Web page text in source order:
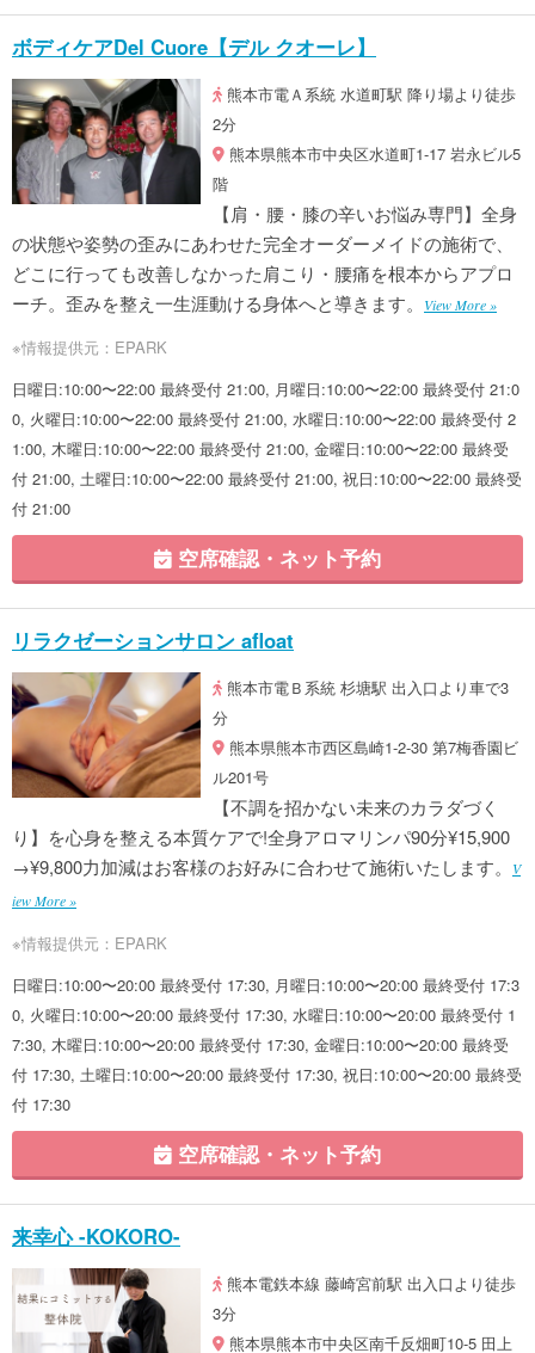
ボディケアDel Cuore【デル クオーレ】
熊本市電Ａ系統 水道町駅 降り場より徒歩
2分
熊本県熊本市中央区水道町1-17 岩永ビル5
階
【肩・腰・膝の辛いお悩み専門】全身
の状態や姿勢の歪みにあわせた完全オーダーメイドの施術で、
どこに行っても改善しなかった肩こり・腰痛を根本からアプロ
ーチ。歪みを整え一生涯動ける身体へと導きます。
View More »
※情報提供元：EPARK
日曜日:10:00〜22:00 最終受付 21:00, 月曜日:10:00〜22:00 最終受付 21:0
0, 火曜日:10:00〜22:00 最終受付 21:00, 水曜日:10:00〜22:00 最終受付 2
1:00, 木曜日:10:00〜22:00 最終受付 21:00, 金曜日:10:00〜22:00 最終受
付 21:00, 土曜日:10:00〜22:00 最終受付 21:00, 祝日:10:00〜22:00 最終受
付 21:00
空席確認・ネット予約
リラクゼーションサロン afloat
熊本市電Ｂ系統 杉塘駅 出入口より車で3
分
熊本県熊本市西区島崎1-2-30 第7梅香園ビ
ル201号
【不調を招かない未来のカラダづく
り】を心身を整える本質ケアで!全身アロマリンパ90分¥15,900
→¥9,800力加減はお客様のお好みに合わせて施術いたします。
V
iew More »
※情報提供元：EPARK
日曜日:10:00〜20:00 最終受付 17:30, 月曜日:10:00〜20:00 最終受付 17:3
0, 火曜日:10:00〜20:00 最終受付 17:30, 水曜日:10:00〜20:00 最終受付 1
7:30, 木曜日:10:00〜20:00 最終受付 17:30, 金曜日:10:00〜20:00 最終受
付 17:30, 土曜日:10:00〜20:00 最終受付 17:30, 祝日:10:00〜20:00 最終受
付 17:30
空席確認・ネット予約
来幸心 -KOKORO-
熊本電鉄本線 藤崎宮前駅 出入口より徒歩
3分
熊本県熊本市中央区南千反畑町10-5 田上